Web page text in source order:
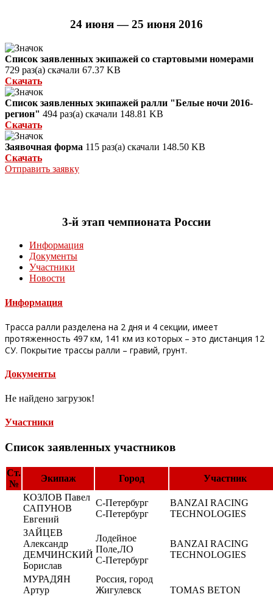
24 июня — 25 июня 2016
Список заявленных экипажей со стартовыми номерами
729 раз(а) скачали 67.37 KB
Скачать
Список заявленных экипажей ралли "Белые ночи 2016-
регион" 494 раз(а) скачали 148.81 KB
Скачать
Заявочная форма 115 раз(а) скачали 148.50 KB
Скачать
Отправить заявку
3-й этап чемпионата России
Информация
Документы
Участники
Новости
Информация
Трасса ралли разделена на 2 дня и 4 секции, имеет
протяженность 497 км, 141 км из которых – это дистанция 12
СУ. Покрытие трассы ралли – гравий, грунт.
Документы
Не найдено загрузок!
Участники
Список заявленных участников
Ст.
№
Экипаж Город
Участник
КОЗЛОВ Павел
САПУНОВ
Евгений
С-Петербург
C-Петербург
BANZAI RACING
TECHNOLOGIES
ЗАЙЦЕВ
Александр
ДЕМЧИНСКИЙ
Борислав
Лодейное
Поле,ЛО
С-Петербург
BANZAI RACING
TECHNOLOGIES
МУРАДЯН
Артур
Россия, город
Жигулевск
TOMAS BETON